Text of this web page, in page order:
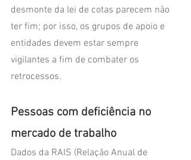
desmonte da lei de cotas parecem não
ter fim; por isso, os grupos de apoio e
entidades devem estar sempre
vigilantes a fim de combater os
retrocessos.
Pessoas com deficiência no
mercado de trabalho
Dados da RAIS (Relação Anual de